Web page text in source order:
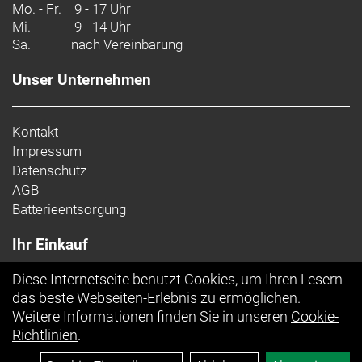
Zulässiges Gesamtgewicht: 120 kg
Mo. - Fr. 9 - 17 Uhr
Mi.
9 - 14 Uhr
Sa.
nach Vereinbarung
Unser Unternehmen
Kontakt
Impressum
Datenschutz
AGB
Batterieentsorgung
Ihr Einkauf
Top Artikel
Diese Internetseite benutzt Cookies, um Ihren Lesern
das beste Webseiten-Erlebnis zu ermöglichen.
Weitere Informationen finden Sie in unseren Cookie-
Richtlinien.